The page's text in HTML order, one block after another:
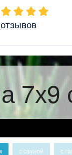
7х9
с сауной с